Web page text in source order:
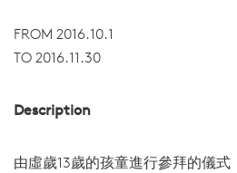
FROM 2016.10.1
TO 2016.11.30
Description
由虛歲13歲的孩童進行參拜的儀式